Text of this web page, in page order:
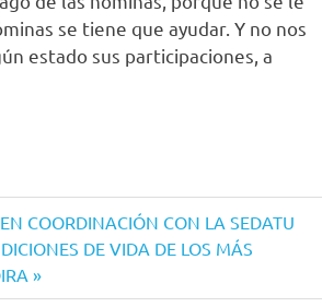
se tiene que ayudar. Y no nos
estado sus participaciones, a
COORDINACIÓN CON LA SEDATU
DE VIDA DE LOS MÁS